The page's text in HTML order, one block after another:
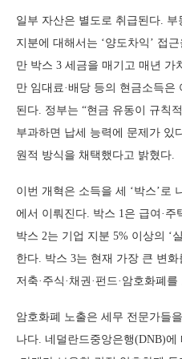
일부 자산은 별도로 취급된다.
지분에 대해서는 ‘양도차익’ 접
만 박스 3 세금을 매기고 매년 가
만 임대료·배당 등의 현금소득
된다. 정부는 “현금 유동이 규칙
부과하면 납세 능력에 문제가 있
원적 방식을 채택했다고 밝혔다.
이번 개혁은 소득을 세 ‘박스’로
에서 이뤄진다. 박스 1은 급여·
박스 2는 기업 지분 5% 이상의 ‘
한다. 박스 3는 현재 가장 큰 변
저축·주식·채권·펀드·암호화폐
암호화폐 노출은 세무 전문가들
나다. 네덜란드중앙은행(DNB)에